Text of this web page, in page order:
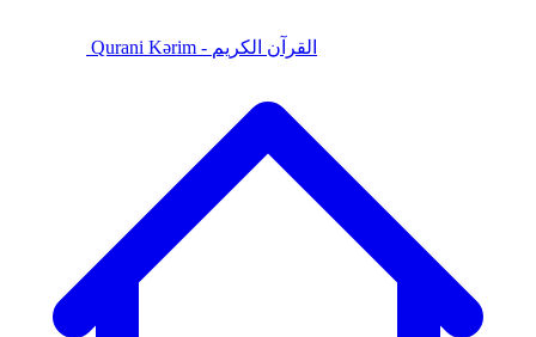
Qurani Kərim - القرآن الكريم